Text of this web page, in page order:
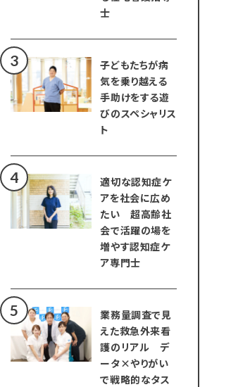
士
子どもたちが病
気を乗り越える
手助けをする遊
びのスペシャリス
ト
適切な認知症ケ
アを社会に広め
たい 超高齢社
会で活躍の場を
増やす認知症ケ
ア専門士
業務量調査で見
えた救急外来看
護のリアル デ
ータ×やりがい
で戦略的なタス